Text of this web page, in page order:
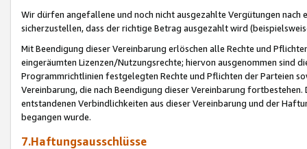
Wir dürfen angefallene und noch nicht ausgezahlte Vergütungen
sicherzustellen, dass der richtige Betrag ausgezahlt wird
Mit Beendigung dieser Vereinbarung erlöschen alle Rechte und
eingeräumten Lizenzen/Nutzungsrechte; hiervon ausgenommen sind
Programmrichtlinien festgelegten Rechte und Pflichten der Parteien
Vereinbarung, die nach Beendigung dieser Vereinbarung
entstandenen Verbindlichkeiten aus dieser Vereinbarung und der
begangen wurde.
7.Haftungsausschlüsse